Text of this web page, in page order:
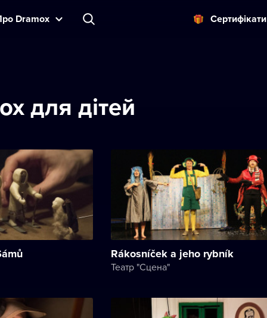
Dramox Cертифікати
для дітей
Rákosníček a jeho rybník
Театр "Сцена"